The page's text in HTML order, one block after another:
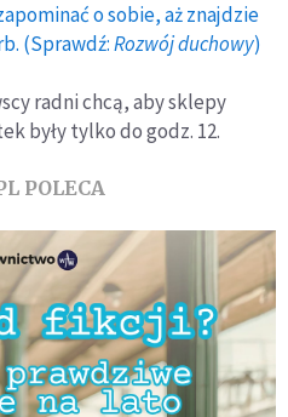
o sobie, aż znajdzie
(Sprawdź:Rozwój duchowy)
radni chcą, aby sklepy
były tylko do godz. 12.
POLECA